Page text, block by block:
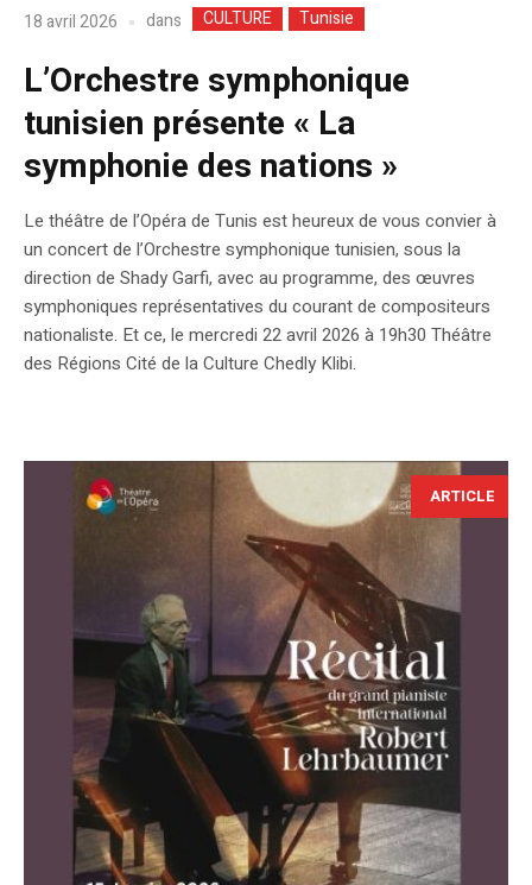
18 avril 2026 dans CULTURE Tunisie
L’Orchestre symphonique
tunisien présente « La
symphonie des nations »
Le théâtre de l’Opéra de Tunis est heureux de vous convier à
un concert de l’Orchestre symphonique tunisien, sous la
direction de Shady Garfi, avec au programme, des œuvres
symphoniques représentatives du courant de compositeurs
nationaliste. Et ce, le mercredi 22 avril 2026 à 19h30 Théâtre
des Régions Cité de la Culture Chedly Klibi.
ARTICLE